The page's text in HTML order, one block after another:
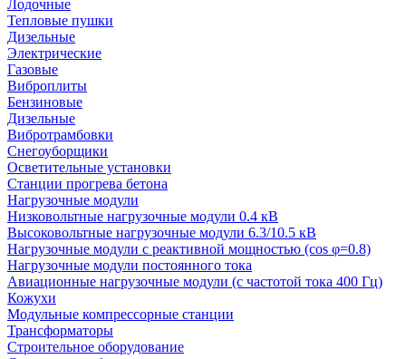
Лодочные
Тепловые пушки
Дизельные
Электрические
Газовые
Виброплиты
Бензиновые
Дизельные
Вибротрамбовки
Снегоуборщики
Осветительные установки
Станции прогрева бетона
Нагрузочные модули
Низковольтные нагрузочные модули 0.4 кВ
Высоковольтные нагрузочные модули 6.3/10.5 кВ
Нагрузочные модули с реактивной мощностью (cos φ=0.8)
Нагрузочные модули постоянного тока
Авиационные нагрузочные модули (с частотой тока 400 Гц)
Кожухи
Модульные компрессорные станции
Трансформаторы
Строительное оборудование